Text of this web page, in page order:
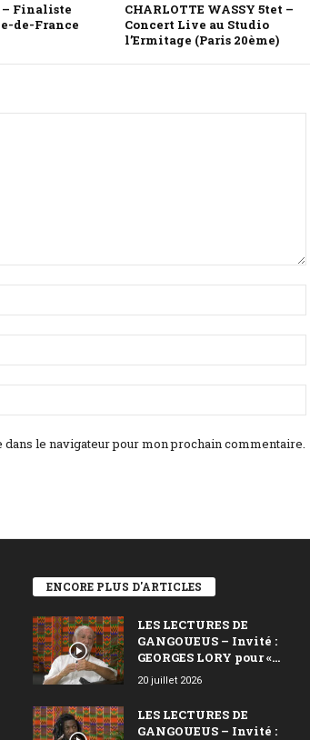
– Finaliste
de-France
CHARLOTTE WASSY 5tet –
Concert Live au Studio
l’Ermitage (Paris 20ème)
le navigateur pour mon prochain commentaire.
ENCORE PLUS D'ARTICLES
LES LECTURES DE
GANGOUEUS – Invité :
GEORGES LORY pour «...
20 juillet 2026
LES LECTURES DE
GANGOUEUS – Invité :